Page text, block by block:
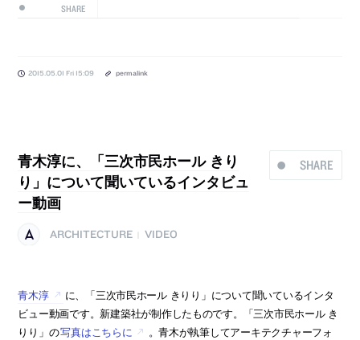
SHARE
2015.05.01 Fri 15:09 permalink
SHARE
青木淳に、「三次市民ホール きり
り」について聞いているインタビュ
ー動画
ARCHITECTURE VIDEO
青木淳
に、「三次市民ホール きりり」について聞いているインタ
ビュー動画です。新建築社が制作したものです。「三次市民ホール き
りり」の写真はこちらに
。青木が執筆してアーキテクチャーフォ